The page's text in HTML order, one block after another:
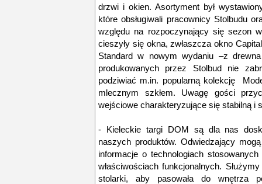
drzwi i okien. Asortyment był
które obsługiwali pracownicy Stolbudu
względu na rozpoczynający się sezon
cieszyły się okna, zwłaszcza okno
Standard w nowym wydaniu –z
produkowanych przez Stolbud nie
podziwiać m.in. popularną kolekcję
mlecznym szkłem. Uwagę gości
wejściowe charakteryzujące się stabilną i
- Kieleckie targi DOM są dla nas
naszych produktów. Odwiedzający
informacje o technologiach
właściwościach funkcjonalnych.
stolarki, aby pasowała do wnętrza